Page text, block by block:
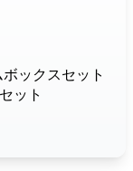
ックスセット
ット